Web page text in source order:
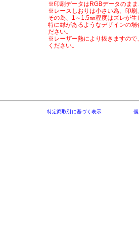
※印刷データはRGBデータのま
※レースしおりは小さい為、印刷
その為、1～1.5㎜程度はズレが
特に縁があるようなデザインの
ださい。
※レーザー熱により抜きますので
ください。
特定商取引に基づく表示